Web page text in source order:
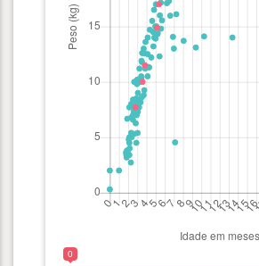
0